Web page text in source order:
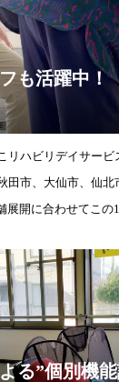
フも活躍中
リハビリデイサービ
田市、大仙市、仙北
展開に合わせてこの
くれ
る”個別機